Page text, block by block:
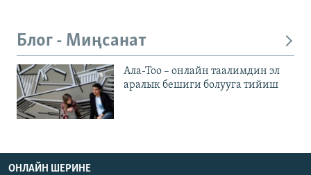
Блог - Миңсанат
Ала-Тоо – онлайн таалимдин эл
аралык бешиги болууга тийиш
ОНЛАЙН ШЕРИНЕ